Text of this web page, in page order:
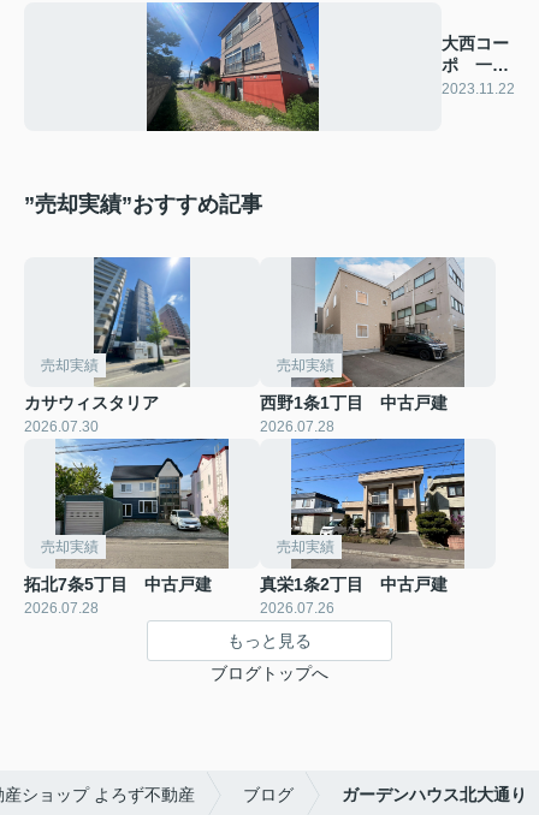
大西コー
ポ 一棟
アパート
2023.11.22
”売却実績”おすすめ記事
売却実績
カサウィスタリア
2026.07.30
売却実績
西野1条1丁目 中古戸建
2026.07.28
売却実績
拓北7条5丁目 中古戸建
2026.07.28
売却実績
真栄1条2丁目 中古戸建
2026.07.26
もっと見る
ブログトップへ
ショップ よろず不動産 ブログ ガーデンハウス北大通り